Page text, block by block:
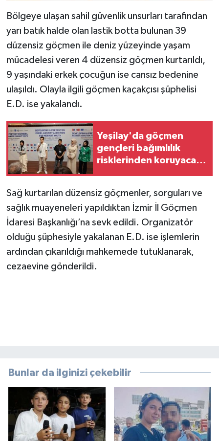
Bölgeye ulaşan sahil güvenlik unsurları tarafından
yarı batık halde olan lastik botta bulunan 39
düzensiz göçmen ile deniz yüzeyinde yaşam
mücadelesi veren 4 düzensiz göçmen kurtarıldı,
9 yaşındaki erkek çocuğun ise cansız bedenine
ulaşıldı. Olayla ilgili göçmen kaçakçısı şüphelisi
E.D. ise yakalandı.
Yeşilay'da göçmen
gençleri bağımlılık
risklerinden koruyacak
Sağ kurtarılan düzensiz göçmenler, sorguları ve
sağlık muayeneleri yapıldıktan İzmir İl Göçmen
İdaresi Başkanlığı’na sevk edildi. Organizatör
olduğu şüphesiyle yakalanan E.D. ise işlemlerin
ardından çıkarıldığı mahkemede tutuklanarak,
cezaevine gönderildi.
Bunlar da ilginizi çekebilir